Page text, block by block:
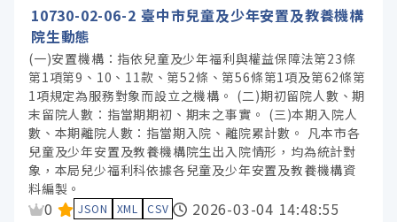
10730-02-06-2 臺中市兒童及少年安置及教養機構
院生動態
(一)安置機構：指依兒童及少年福利與權益保障法第23條
第1項第9、10、11款、第52條、第56條第1項及第62條第
1項規定為服務對象而設立之機構。 (二)期初留院人數、期
末留院人數：指當期期初、期末之事實。 (三)本期入院人
數、本期離院人數：指當期入院、離院累計數。 凡本市各
兒童及少年安置及教養機構院生出入院情形，均為統計對
象，本局兒少福利科依據各兒童及少年安置及教養機構資
料編製。
資料集評分：
0 JSON XML CSV
2026-03-04 14:48:55